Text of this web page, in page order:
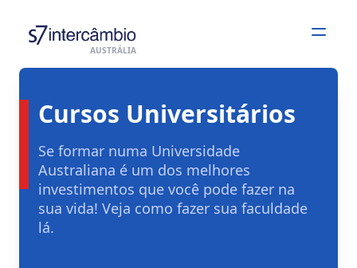
AUSTRÁLIA
Open
Cursos Universitários
Se formar numa Universidade
Australiana é um dos melhores
investimentos que você pode fazer na
sua vida! Veja como fazer sua faculdade
lá.